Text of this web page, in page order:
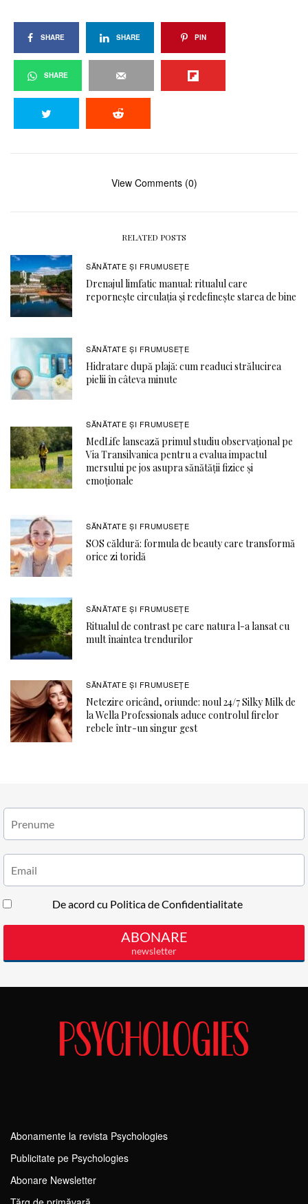
SHARE SHARE PIN
SHARE
View Comments (0)
RELATED POSTS
SĂNĂTATE ŞI FRUMUSEȚE
Drenajul limfatic manual: ritualul care
repornește circulația și redefinește starea de bine
SĂNĂTATE ŞI FRUMUSEȚE
Hidratare după plajă: cum readuci strălucirea
pielii în câteva minute
SĂNĂTATE ŞI FRUMUSEȚE
MedLife lansează primul studiu observațional pe
Via Transilvanica pentru a evalua impactul
mersului pe jos asupra sănătății fizice și
emoționale
SĂNĂTATE ŞI FRUMUSEȚE
SOS căldură: formula de beauty care transformă
orice zi toridă
SĂNĂTATE ŞI FRUMUSEȚE
Ritualul de contrast pe care natura l-a lansat cu
mult înaintea trendurilor
SĂNĂTATE ŞI FRUMUSEȚE
Netezire oricând, oriunde: noul 24/7 Silky Milk de
la Wella Professionals aduce controlul firelor
rebele într-un singur gest
Abonamente la revista Psychologies
Publicitate pe Psychologies
Abonare Newsletter